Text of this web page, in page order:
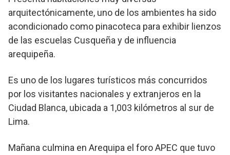
arquitectónicamente, uno de los ambientes ha sido
acondicionado como pinacoteca para exhibir lienzos
de las escuelas Cusqueña y de influencia
arequipeña.
Es uno de los lugares turísticos más concurridos
por los visitantes nacionales y extranjeros en la
Ciudad Blanca, ubicada a 1,003 kilómetros al sur de
Lima.
Mañana culmina en Arequipa el foro APEC que tuvo